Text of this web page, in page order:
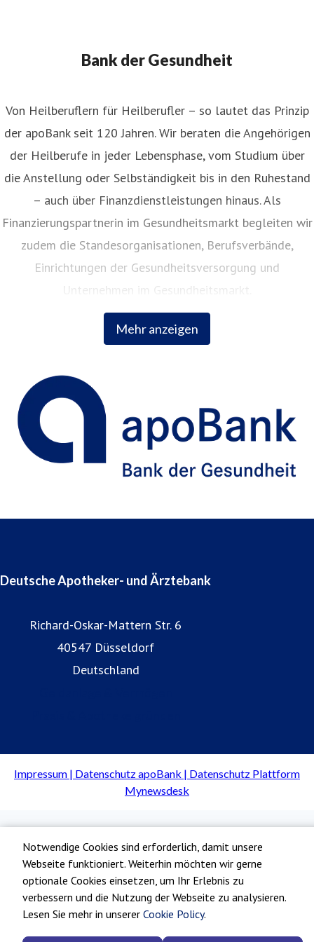
Notwendige Cookies sind erforderlich, damit unsere
Webseite funktioniert. Weiterhin möchten wir gerne
optionale Cookies einsetzen, um Ihr Erlebnis zu
verbessern und die Nutzung der Webseite zu analysieren.
Lesen Sie mehr in unserer Cookie Policy.
Bank der Gesundheit
Mehr anzeigen
Von Heilberuflern für Heilberufler – so lautet das Prinzip
der apoBank seit 120 Jahren. Wir beraten die Angehörigen
der Heilberufe in jeder Lebensphase, vom Studium über
die Anstellung oder Selbständigkeit bis in den Ruhestand
– auch über Finanzdienstleistungen hinaus. Als
Finanzierungspartnerin im Gesundheitsmarkt begleiten wir
zudem die Standesorganisationen, Berufsverbände,
Einrichtungen der Gesundheitsversorgung und
Unternehmen im Gesundheitsmarkt.
Deutsche Apotheker- und Ärztebank
Richard-Oskar-Mattern Str. 6
40547 Düsseldorf
Deutschland